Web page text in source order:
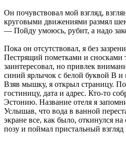
Он почувствовал мой взгляд,
круговыми движениями размял
— Пойду умоюсь, рубит, а надо
Пока он отсутствовал, я без
Пестрящий пометками и сносками
заинтересовал, но привлек
синий ярлычок с белой буквой В
Взяв мышку, я открыл страницу.
гостиницу, дата и адрес. Кто-то
Эстонию. Название отеля я
Услышав, что вода в ванной
экране все, как было, откинулся
позу и поймал пристальный взгляд